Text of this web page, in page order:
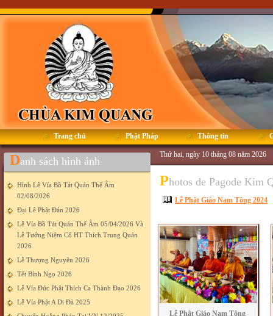
Trang chủ Phật Pháp Thông tin
Danh sách hình ảnh
Hình Lễ Vía Bồ Tát Quán Thế Âm
02/08/2026
Đại Lễ Phật Đản 2026
Lễ Vía Bồ Tát Quán Thế Âm 05/04/2026 Và
Lễ Tưởng Niệm Cố HT Thích Trung Quán
2026
Lễ Thượng Nguyên 2026
Tết Bính Ngọ 2026
Lễ Vía Đức Phật Thích Ca Thành Đạo 2026
Lễ Vía Phật A Di Đà 2025
Thứ hai, ngày 10 tháng 08 năm 2026
Photos de Pagode Kim
Lễ Phật Giáo Nam Tông 2024
Lễ Phật Giáo Nam Tông